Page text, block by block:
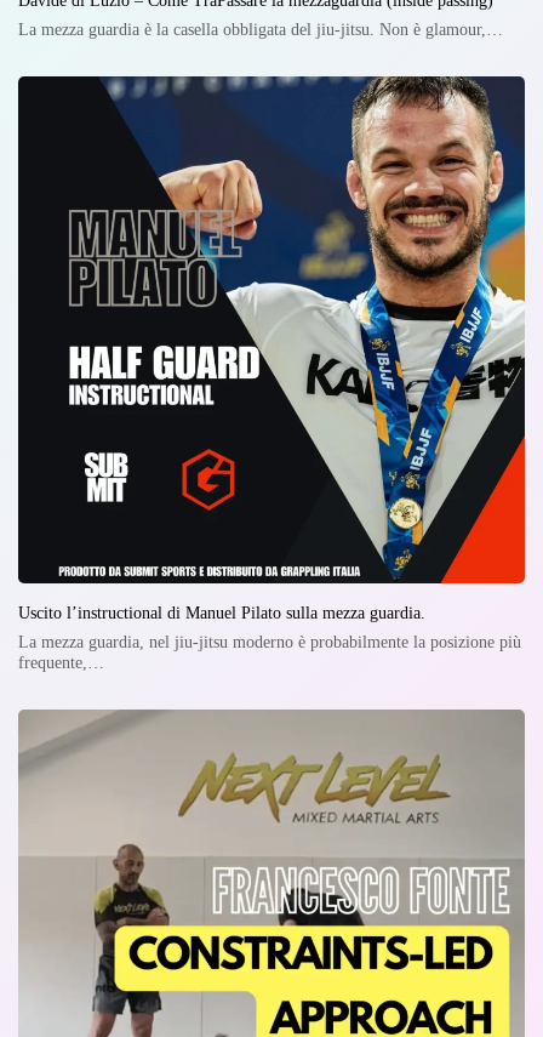
La mezza guardia è la casella obbligata del jiu-jitsu. Non è glamour,…
Uscito l’instructional di Manuel Pilato sulla mezza guardia.
La mezza guardia, nel jiu-jitsu moderno è probabilmente la posizione più
frequente,…